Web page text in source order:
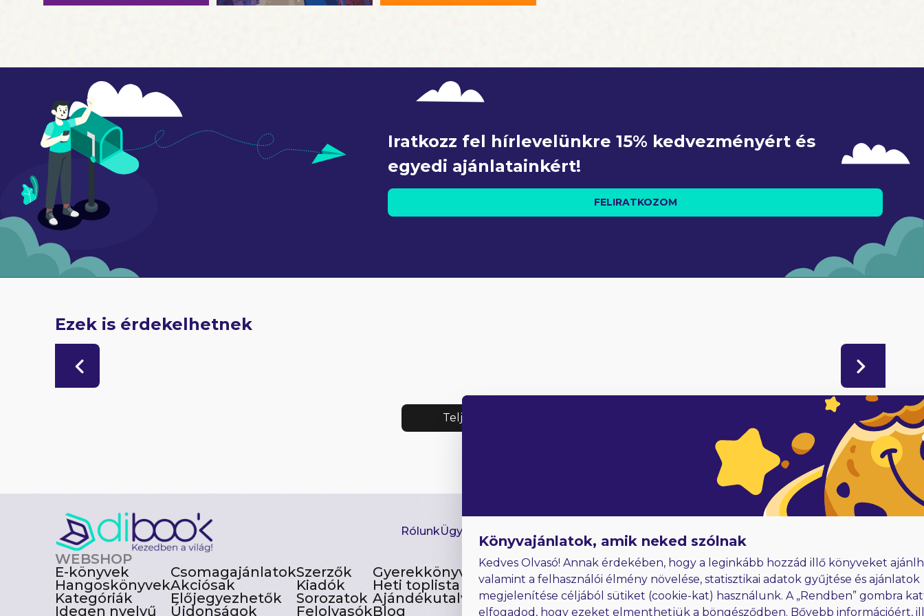
Iratkozz fel hírlevelünkre 15% kedvezményért és
egyedi ajánlatainkért!
FELIRATKOZOM
Ezek is érdekelhetnek
Teljes lista
RólunkÜgyfélszolgálat
WEBSHOP
E-könyvek
Hangoskönyvek
Kategóriák
Idegen nyelvű
Csomagajánlatok
Akciósak
Előjegyezhetők
Újdonságok
Szerzők
Kiadók
Sorozatok
Felolvasók
Gyerekkönyvek
Heti toplista
Ajándékutalvány
Blog
Könyvajánlatok, amik neked szólnak
Kedves Olvasó! Annak érdekében, hogy a leginkább hozzád illő könyveket
valamint a felhasználói élmény növelése, statisztikai adatok gyűjtése és ajánlatok
megjelenítése céljából sütiket (cookie-kat) használunk. A „Rendben” gombra
elfogadod, hogy ezeket elmenthetjük a böngésződben. Bővebb információért,